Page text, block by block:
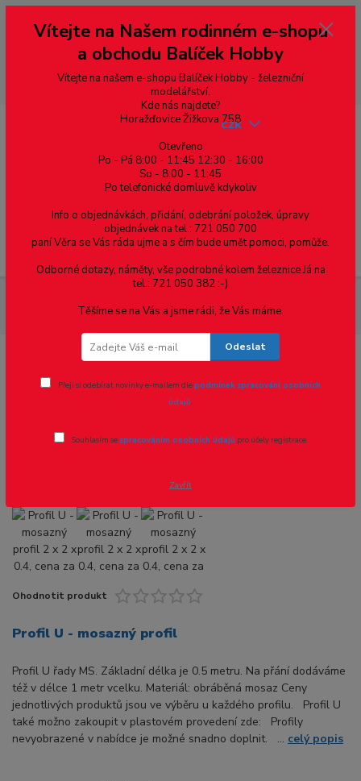
--- pro zákazníky ze Slovenska a jiných zemí, pokud chcete platit v eurech
přepněte si e-shop na euro 💶 pro přepočet měny - pravý horní roh ---
dobírky – pokud si z nějakého důvodu zásilku nevyzvednete, bude po
domluvě zaslána znovu s opětovnou platbou za poštovné, v opačném
případě bude zrušena a účet přidán na blacklist a rušeny následující
objednávky.
Menu
CZK
cena za 0.5m
Ohodnotit produkt
Profil U - mosazný profil
Profil U řady MS. Základní délka je 0.5 metru. Na přání dodáváme
též v délce 1 metr vcelku. Materiál: obráběná mosaz Ceny
jednotlivých produktů jsou ve výběru u každého profilu. Profil U
také možno zakoupit v plastovém provedení zde: Profily
nevyobrazené v nabídce je možné snadno doplnit. ... celý popis
Vítejte na Našem rodinném e-shopu
a obchodu Balíček Hobby
Vítejte na našem e-shopu Balíček Hobby - železniční
modelářství.
Kde nás najdete?
Horažďovice Žižkova 758
Otevřeno
Po - Pá 8:00 - 11:45 12:30 - 16:00
So - 8:00 - 11:45
Po telefonické domluvě kdykoliv
Info o objednávkách, přidání, odebrání položek, úpravy
objednávek na tel.: 721 050 700
paní Věra se Vás ráda ujme a s čím bude umět pomoci, pomůže.
Odborné dotazy, náměty, vše podrobné kolem železnice Já na
tel.: 721 050 382 :-)
Těšíme se na Vás a jsme rádi, že Vás máme.
Odeslat
Přeji si odebírat novinky e-mailem dlepodmínek zpracování osobních
údajů.
Souhlasím se zpracováním osobních údajů pro účely registrace.
Zavřít